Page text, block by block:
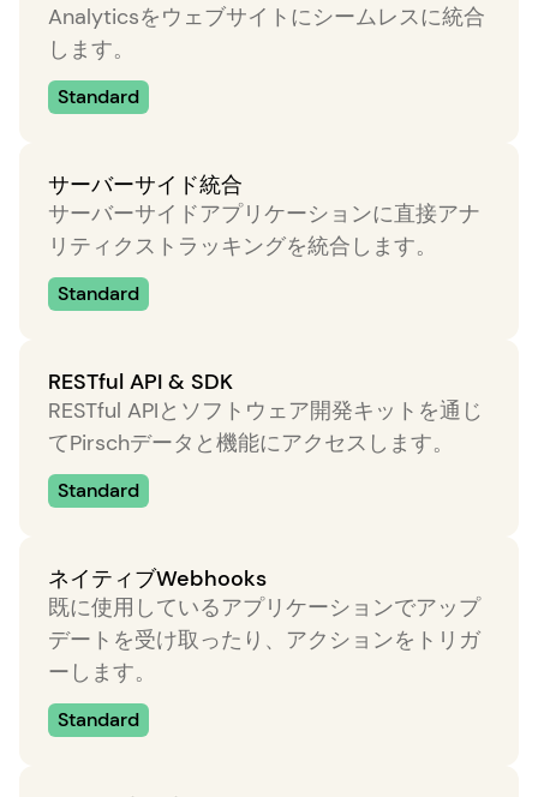
Analyticsをウェブサイトにシームレスに統合
します。
Standard
サーバーサイド統合
サーバーサイドアプリケーションに直接アナ
リティクストラッキングを統合します。
Standard
RESTful API & SDK
RESTful APIとソフトウェア開発キットを通じ
てPirschデータと機能にアクセスします。
Standard
ネイティブWebhooks
既に使用しているアプリケーションでアップ
デートを受け取ったり、アクションをトリガ
ーします。
Standard